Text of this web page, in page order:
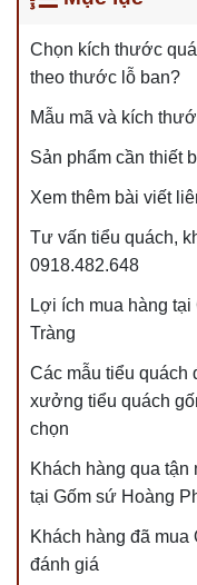
Chọn kích thước
theo thước lỗ ban?
Mẫu mã và kích
Sản phẩm cần thiết
Xem thêm bài viết
Tư vấn tiểu quách,
0918.482.648
Lợi ích mua hàng
Tràng
Các mẫu tiểu quách
xưởng tiểu quách
chọn
Khách hàng qua
tại Gốm sứ Hoàng
Khách hàng đã mua
đánh giá